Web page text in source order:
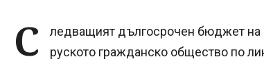
С
ледващият дългосрочен бюджет на
руското гражданско общество по